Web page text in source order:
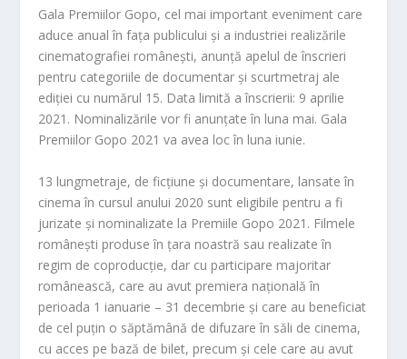
Gala Premiilor Gopo, cel mai important eveniment care
aduce anual în fața publicului și a industriei realizările
cinematografiei românești, anunță apelul de înscrieri
pentru categoriile de documentar și scurtmetraj ale
ediției cu numărul 15. Data limită a înscrierii: 9 aprilie
2021. Nominalizările vor fi anunțate în luna mai. Gala
Premiilor Gopo 2021 va avea loc în luna iunie.
13 lungmetraje, de ficțiune și documentare, lansate în
cinema în cursul anului 2020 sunt eligibile pentru a fi
jurizate și nominalizate la Premiile Gopo 2021. Filmele
românești produse în țara noastră sau realizate în
regim de coproducție, dar cu participare majoritar
românească, care au avut premiera națională în
perioada 1 ianuarie – 31 decembrie și care au beneficiat
de cel puțin o săptămână de difuzare în săli de cinema,
cu acces pe bază de bilet, precum și cele care au avut